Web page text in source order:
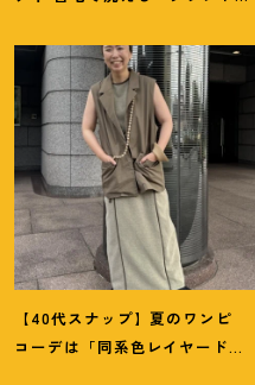
乃婦さん
【40代スナップ】夏のワンピ
コーデは「同系色レイヤード」